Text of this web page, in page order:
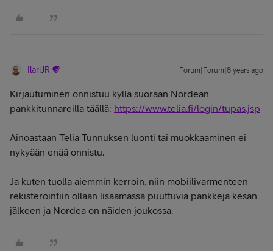
IlariJR Forum|Forum|8 years ago
Kirjautuminen onnistuu kyllä suoraan Nordean
pankkitunnareilla täällä: https://www.telia.fi/login/tupas.jsp
Ainoastaan Telia Tunnuksen luonti tai muokkaaminen ei
nykyään enää onnistu.
Ja kuten tuolla aiemmin kerroin, niin mobiilivarmenteen
rekisteröintiin ollaan lisäämässä puuttuvia pankkeja kesän
jälkeen ja Nordea on näiden joukossa.